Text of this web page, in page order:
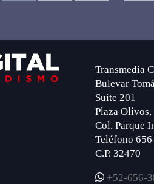
Transmedia
Bulevar
Suite 201
Plaza
Col. Parque
Teléfono
C.P. 32470
+52-656-